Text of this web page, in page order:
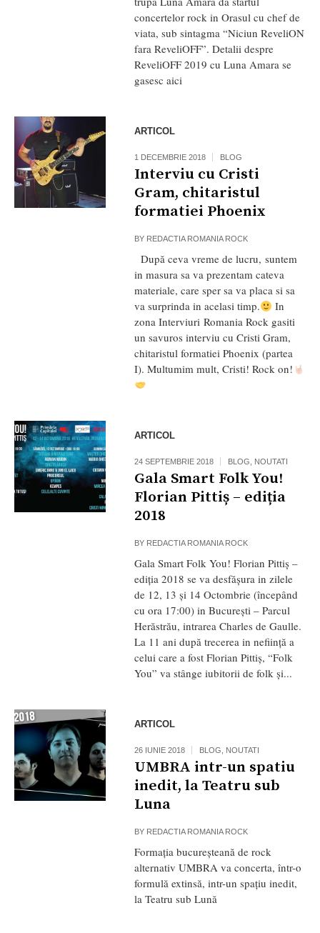
concertelor rock in Orasul cu chef de
viata, sub sintagma “Niciun ReveliON
fara ReveliOFF”. Detalii despre
ReveliOFF 2019 cu Luna Amara se
gasesc aici
ARTICOL
1 DECEMBRIE 2018 BLOG
Interviu cu Cristi
Gram, chitaristul
formatiei Phoenix
BY REDACTIA ROMANIA ROCK
După ceva vreme de lucru, suntem
in masura sa va prezentam cateva
materiale, care sper sa va placa si sa
va surprinda in acelasi timp.
In
zona Interviuri Romania Rock gasiti
un savuros interviu cu Cristi Gram,
chitaristul formatiei Phoenix (partea
I). Multumim mult, Cristi! Rock on!
ARTICOL
24 SEPTEMBRIE 2018 BLOG NOUTATI
Gala Smart Folk You!
Florian Pittiș – ediția
2018
BY REDACTIA ROMANIA ROCK
Gala Smart Folk You! Florian Pittiș –
ediția 2018 se va desfășura in zilele
de 12, 13 și 14 Octombrie (începând
cu ora 17:00) in București – Parcul
Herăstrău, intrarea Charles de Gaulle.
La 11 ani după trecerea in neființă a
celui care a fost Florian Pittiș, “Folk
You” va stânge iubitorii de folk și...
ARTICOL
26 IUNIE 2018 BLOG NOUTATI
UMBRA intr-un spatiu
inedit, la Teatru sub
Luna
BY REDACTIA ROMANIA ROCK
Formația bucureșteană de rock
alternativ UMBRA va concerta, într-o
formulă extinsă, intr-un spațiu inedit,
la Teatru sub Lună